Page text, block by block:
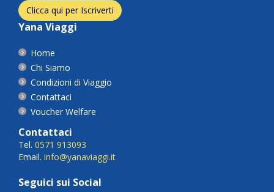
Clicca qui per Iscriverti
Yana Viaggi
Home
Chi Siamo
Condizioni di Viaggio
Contattaci
Voucher Welfare
Contattaci
Tel. 0571 913093
Email. info@yanaviaggi.it
Seguici sui Social